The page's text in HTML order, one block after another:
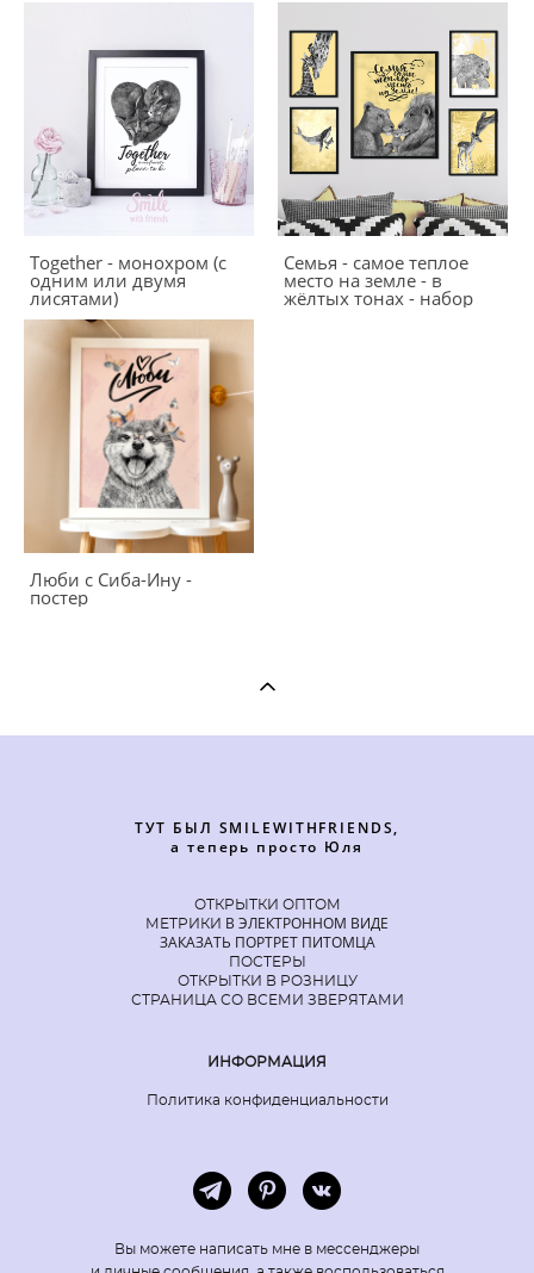
Together - монохром (с
одним или двумя
лисятами)
Семья - самое теплое
место на земле - в
жёлтых тонах - набор
Люби с Сиба-Ину -
постер
ТУТ БЫЛ SMILEWITHFRIENDS,
а теперь просто Юля
ОТКРЫТКИ ОПТОМ
МЕТРИКИ В ЭЛЕКТРОННОМ ВИДЕ
ЗАКАЗАТЬ ПОРТРЕТ ПИТОМЦА
ПОСТЕРЫ
ОТКРЫТКИ В РОЗНИЦУ
СТРАНИЦА СО ВСЕМИ ЗВЕРЯТАМИ
ИНФОРМАЦИЯ
Политика конфиденциальности
Вы можете написать мне в мессенджеры